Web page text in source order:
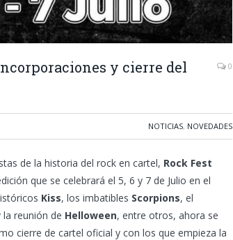
y cierre del
0
NOTICIAS, NOVEDADES
de la historia del rock en cartel, Rock Fest
que se celebrará el 5, 6 y 7 de Julio en el
Kiss, los imbatibles Scorpions, el
la reunión de Helloween, entre otros, ahora se
cierre de cartel oficial y con los que empieza la